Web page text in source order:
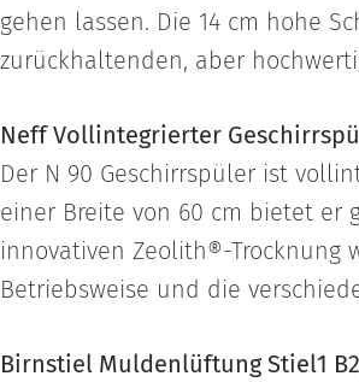
gehen lassen. Die 14 cm hohe
zurückhaltenden, aber
Neff Vollintegrierter
Der N 90 Geschirrspüler ist
einer Breite von 60 cm bietet er
innovativen Zeolith®-Trocknung
Betriebsweise und die
Birnstiel Muldenlüftung Stiel1